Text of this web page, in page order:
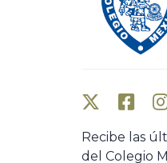
Recibe las
del Colegio